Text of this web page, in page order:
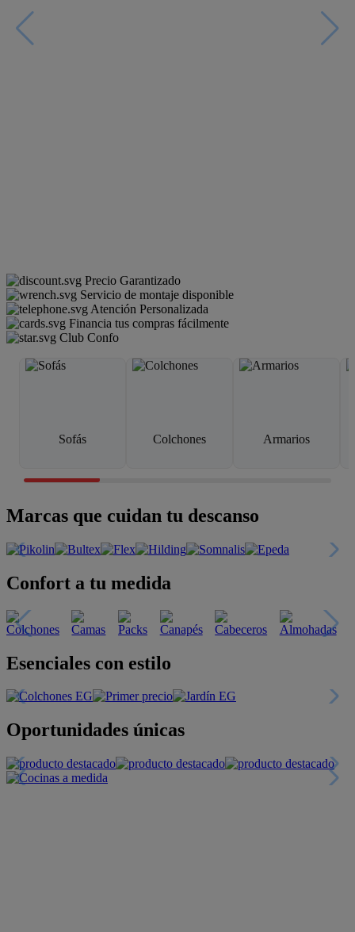
Precio Garantizado
Servicio de montaje disponible
Atención Personalizada
Financia tus compras fácilmente
Club Confo
Sofás Colchones Armarios
Marcas que cuidan tu descanso
Confort a tu medida
Esenciales con estilo
Oportunidades únicas